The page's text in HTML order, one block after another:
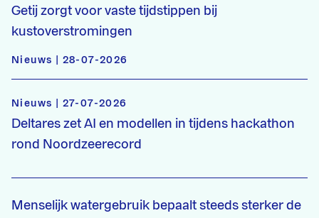
Getij zorgt voor vaste tijdstippen bij
kustoverstromingen
Nieuws | 28-07-2026
Nieuws | 27-07-2026
Deltares zet AI en modellen in tijdens hackathon
rond Noordzeerecord
Menselijk watergebruik bepaalt steeds sterker de